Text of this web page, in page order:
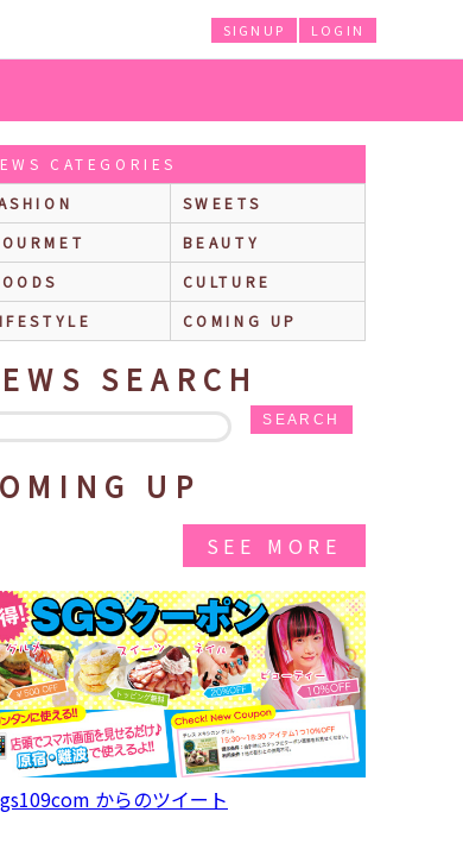
LOGIN
SIGNUP
CATEGORIES
SWEETS
BEAUTY
CULTURE
COMING UP
SEARCH
SEARCH
UP
SEE MORE
からのツイート